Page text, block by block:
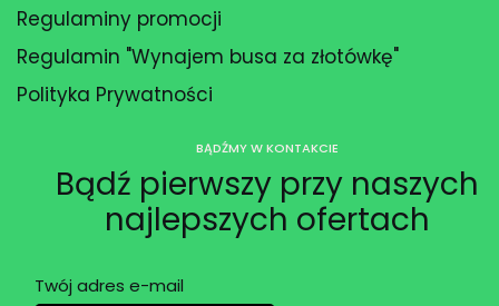
Regulaminy promocji
Regulamin "Wynajem busa za złotówkę"
Polityka Prywatności
BĄDŹMY W KONTAKCIE
Bądź pierwszy przy naszych
najlepszych ofertach
Twój adres e-mail